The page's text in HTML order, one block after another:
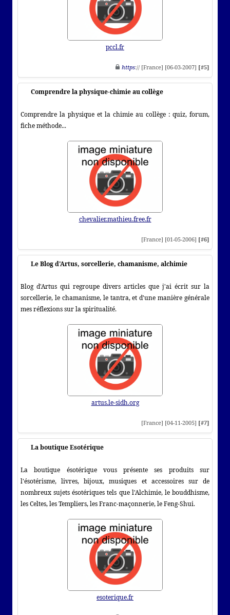
pccl.fr
https:// [France] [06-03-2007] [#5]
Comprendre la physique-chimie au collège
Comprendre la physique et la chimie au collège : quiz, forum,
fiche méthode...
chevalier.mathieu.free.fr
[France] [01-05-2006] [#6]
Le Blog d'Artus, sorcellerie, chamanisme, alchimie
Blog d'Artus qui regroupe divers articles que j'ai écrit sur la
sorcellerie, le chamanisme, le tantra, et d'une manière générale
mes réflexions sur la spiritualité.
artus.le-sidh.org
[France] [04-11-2005] [#7]
La boutique Esotérique
La boutique ésotérique vous présente ses produits sur
l'ésotérisme, livres, bijoux, musiques et accessoires sur de
nombreux sujets ésotériques tels que l'Alchimie, le bouddhisme,
les Celtes, les Templiers, les Franc-maçonnerie, le Feng-Shui.
esoterique.fr